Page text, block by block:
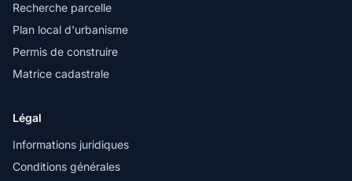
Recherche parcelle
Plan local d'urbanisme
Permis de construire
Matrice cadastrale
Légal
Informations juridiques
Conditions générales